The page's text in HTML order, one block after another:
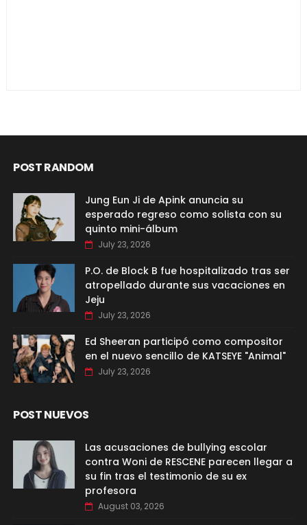
POST RANDOM
Jung Eun Ji de Apink anuncia su
esperado regreso como solista con su
quinto mini-álbum
July 23, 2026
P.O. de Block B fue hospitalizado tras ser
atropellado durante sus vacaciones en
Jeju
July 23, 2026
Ed Sheeran participó como compositor
en el nuevo sencillo de KATSEYE "Animal"
July 23, 2026
POST NUEVOS
Las acusaciones de bullying escolar
contra Woni de RESCENE parecen llegar a
su fin tras el testimonio de su ex
profesora
August 03, 2026